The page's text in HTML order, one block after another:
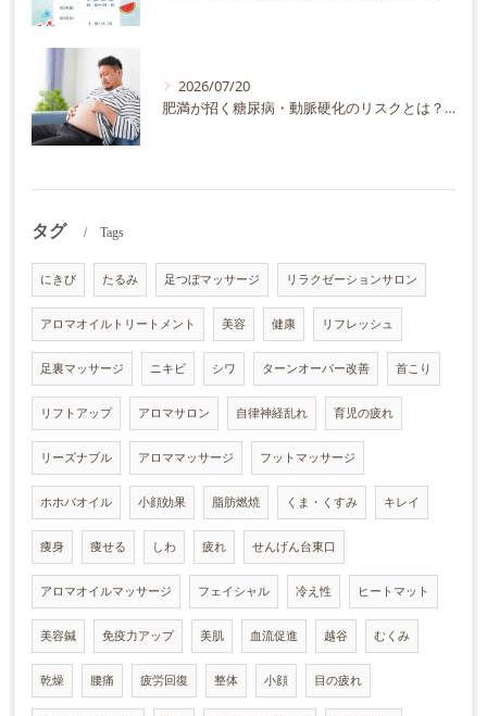
2026/07/20
肥満が招く糖尿病・動脈硬化のリスクとは？30代40代男性が今すぐ始めたい予防法を徹底解説
タグ Tags
にきび たるみ 足つぼマッサージ リラクゼーションサロン
アロマオイルトリートメント 美容 健康 リフレッシュ
足裏マッサージ ニキビ シワ ターンオーバー改善 首こり
リフトアップ アロマサロン 自律神経乱れ 育児の疲れ
リーズナブル アロママッサージ フットマッサージ
ホホバオイル 小顔効果 脂肪燃焼 くま・くすみ キレイ
痩身 痩せる しわ 疲れ せんげん台東口
アロマオイルマッサージ フェイシャル 冷え性 ヒートマット
美容鍼 免疫力アップ 美肌 血流促進 越谷 むくみ
乾燥 腰痛 疲労回復 整体 小顔 目の疲れ